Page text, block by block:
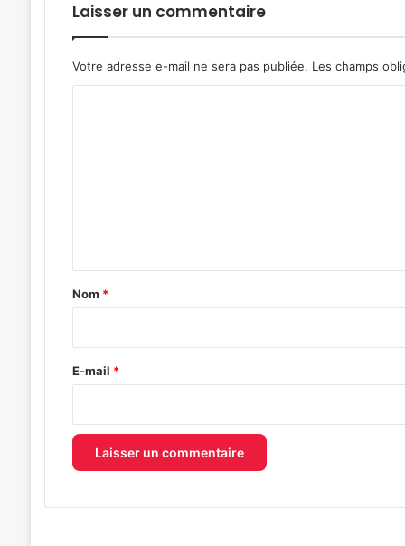
Laisser un commentaire
Votre adresse e-mail ne sera pas publiée. Les champs
a
e
Nom *
E-mail *